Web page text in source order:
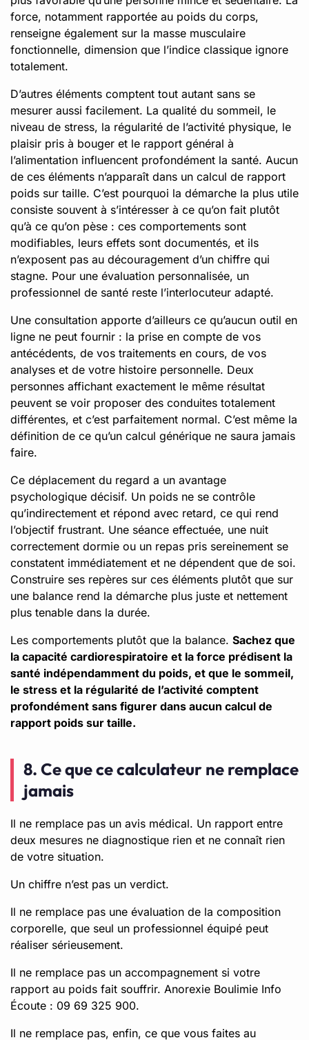
force, notamment rapportée au poids du corps,
renseigne également sur la masse musculaire
fonctionnelle, dimension que l’indice classique ignore
totalement.
D’autres éléments comptent tout autant sans se
mesurer aussi facilement. La qualité du sommeil, le
niveau de stress, la régularité de l’activité physique, le
plaisir pris à bouger et le rapport général à
l’alimentation influencent profondément la santé. Aucun
de ces éléments n’apparaît dans un calcul de rapport
poids sur taille. C’est pourquoi la démarche la plus utile
consiste souvent à s’intéresser à ce qu’on fait plutôt
qu’à ce qu’on pèse : ces comportements sont
modifiables, leurs effets sont documentés, et ils
n’exposent pas au découragement d’un chiffre qui
stagne. Pour une évaluation personnalisée, un
professionnel de santé reste l’interlocuteur adapté.
Une consultation apporte d’ailleurs ce qu’aucun outil en
ligne ne peut fournir : la prise en compte de vos
antécédents, de vos traitements en cours, de vos
analyses et de votre histoire personnelle. Deux
personnes affichant exactement le même résultat
peuvent se voir proposer des conduites totalement
différentes, et c’est parfaitement normal. C’est même la
définition de ce qu’un calcul générique ne saura jamais
faire.
Ce déplacement du regard a un avantage
psychologique décisif. Un poids ne se contrôle
qu’indirectement et répond avec retard, ce qui rend
l’objectif frustrant. Une séance effectuée, une nuit
correctement dormie ou un repas pris sereinement se
constatent immédiatement et ne dépendent que de soi.
Construire ses repères sur ces éléments plutôt que sur
une balance rend la démarche plus juste et nettement
plus tenable dans la durée.
Les comportements plutôt que la balance. Sachez que
la capacité cardiorespiratoire et la force prédisent la
santé indépendamment du poids, et que le sommeil,
le stress et la régularité de l’activité comptent
profondément sans figurer dans aucun calcul de
rapport poids sur taille.
8. Ce que ce calculateur ne remplace
jamais
Il ne remplace pas un avis médical. Un rapport entre
deux mesures ne diagnostique rien et ne connaît rien
de votre situation.
Un chiffre n’est pas un verdict.
Il ne remplace pas une évaluation de la composition
corporelle, que seul un professionnel équipé peut
réaliser sérieusement.
Il ne remplace pas un accompagnement si votre
rapport au poids fait souffrir. Anorexie Boulimie Info
Écoute : 09 69 325 900.
Il ne remplace pas, enfin, ce que vous faites au